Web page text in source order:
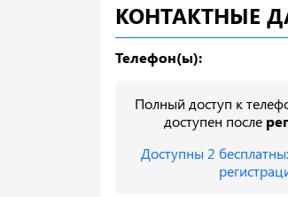
КОНТАКТНЫЕ
Телефон(ы):
Полный доступ к
доступен после
Доступны 2